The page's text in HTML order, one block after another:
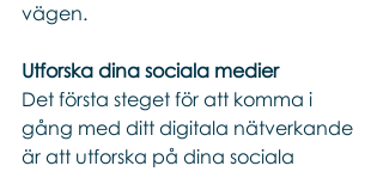
vägen.
Utforska dina sociala medier
Det första steget för att komma i
gång med ditt digitala nätverkande
är att utforska på dina sociala